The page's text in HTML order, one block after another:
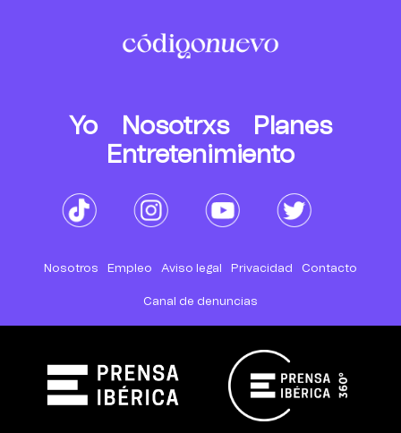
Yo Nosotrxs
Planes
Entretenimiento
Nosotros Empleo Aviso legal Privacidad Contacto
Canal de denuncias